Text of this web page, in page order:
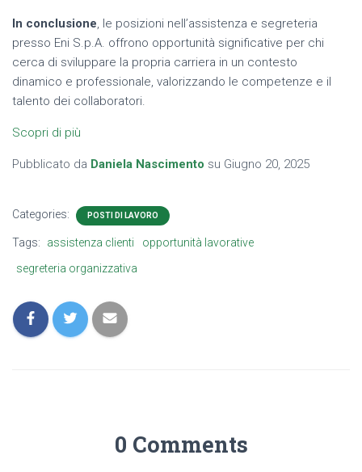
In conclusione, le posizioni nell’assistenza e segreteria
presso Eni S.p.A. offrono opportunità significative per chi
cerca di sviluppare la propria carriera in un contesto
dinamico e professionale, valorizzando le competenze e il
talento dei collaboratori.
Scopri di più
Pubblicato da Daniela Nascimento su Giugno 20, 2025
Categories: POSTI DI LAVORO
Tags: assistenza clienti
opportunità lavorative
segreteria organizzativa
0 Comments